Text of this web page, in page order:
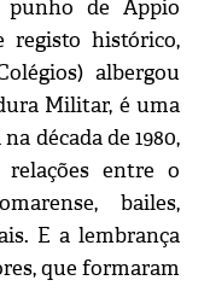
de Appio
registo histórico,
albergou
Militar, é uma
década de 1980,
entre o
bailes,
E a lembrança
que formaram